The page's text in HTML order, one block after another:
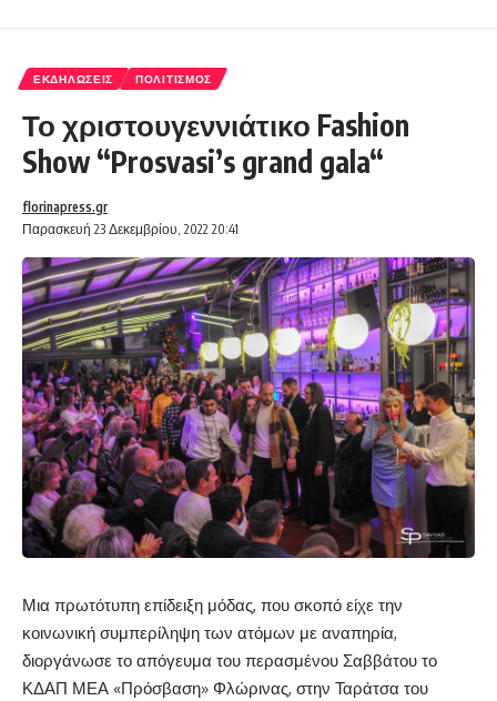
ΕΚΔΗΛΏΣΕΙΣ ΠΟΛΙΤΙΣΜΌΣ
Το χριστουγεννιάτικο Fashion
Show “Prosvasi’s grand gala“
Παρασκευή 23 Δεκεμβρίου, 2022 20:41
florinapress.gr
Μια πρωτότυπη επίδειξη μόδας, που σκοπό είχε την
κοινωνική συμπερίληψη των ατόμων με αναπηρία,
διοργάνωσε το απόγευμα του περασμένου Σαββάτου το
ΚΔΑΠ ΜΕΑ «Πρόσβαση» Φλώρινας, στην Ταράτσα του